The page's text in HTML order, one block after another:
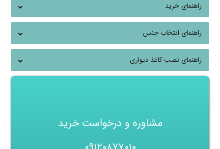
راهنمای خرید
راهنمای انتخاب جنس
راهنمای نصب کاغذ دیواری
مشاوره و درخواست خرید